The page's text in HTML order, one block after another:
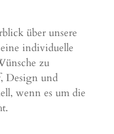
über unsere
individuelle
zu
Design und
wenn es um die